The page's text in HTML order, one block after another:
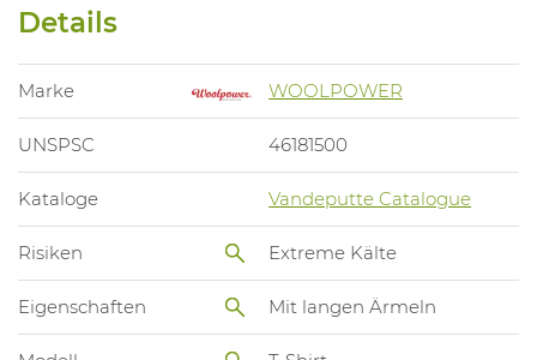
Details
Marke WOOLPOWER
UNSPSC 46181500
Kataloge Vandeputte Catalogue
Risiken Extreme Kälte
Eigenschaften Mit langen Ärmeln